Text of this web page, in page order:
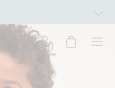
varer som inngår i tilbudet tom.
Kan ikke kombineres med